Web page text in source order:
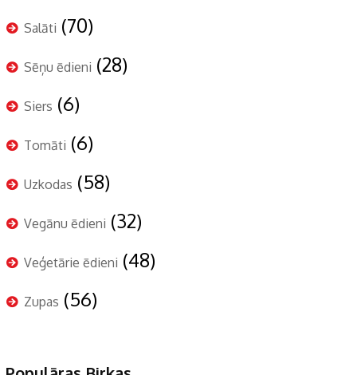
Salāti (70)
Sēņu ēdieni (28)
Siers (6)
Tomāti (6)
Uzkodas (58)
Vegānu ēdieni (32)
Veģetārie ēdieni (48)
Zupas (56)